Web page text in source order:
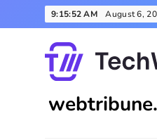
to
9:15:54 AM August 6,